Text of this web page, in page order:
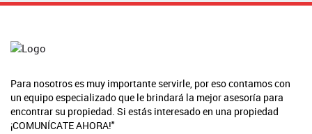
Para nosotros es muy importante servirle, por eso contamos con
un equipo especializado que le brindará la mejor asesoría para
encontrar su propiedad. Si estás interesado en una propiedad
¡COMUNÍCATE AHORA!"